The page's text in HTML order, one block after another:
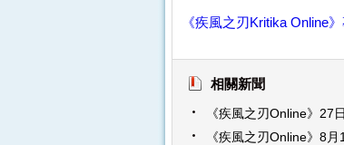
《疾風之刃Kritika Online
相關新聞
《疾風之刃Online》27
面貌與你相見！
《疾風之刃Online》8